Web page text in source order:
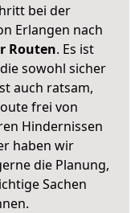
bei der
Erlangen nach
Routen. Es ist
sowohl sicher
auch ratsam,
frei von
Hindernissen
haben wir
die Planung,
Sachen